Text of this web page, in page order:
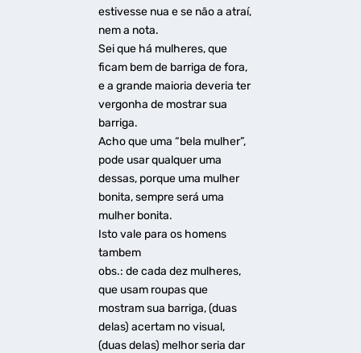
estivesse nua e se não a atraí,
nem a nota.
Sei que há mulheres, que
ficam bem de barriga de fora,
e a grande maioria deveria ter
vergonha de mostrar sua
barriga.
Acho que uma “bela mulher”,
pode usar qualquer uma
dessas, porque uma mulher
bonita, sempre será uma
mulher bonita.
Isto vale para os homens
tambem
obs.: de cada dez mulheres,
que usam roupas que
mostram sua barriga, (duas
delas) acertam no visual,
(duas delas) melhor seria dar